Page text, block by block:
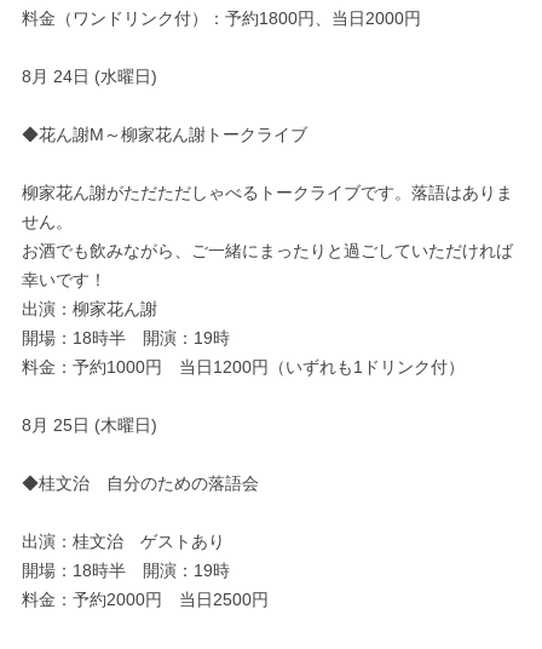
料金（ワンドリンク付）：予約1800円、当日2000円
8月 24日 (水曜日)
◆花ん謝M～柳家花ん謝トークライブ
柳家花ん謝がただただしゃべるトークライブです。落語はありま
せん。
お酒でも飲みながら、ご一緒にまったりと過ごしていただければ
幸いです！
出演：柳家花ん謝
開場：18時半 開演：19時
料金：予約1000円 当日1200円（いずれも1ドリンク付）
8月 25日 (木曜日)
◆桂文治 自分のための落語会
出演：桂文治 ゲストあり
開場：18時半 開演：19時
料金：予約2000円 当日2500円